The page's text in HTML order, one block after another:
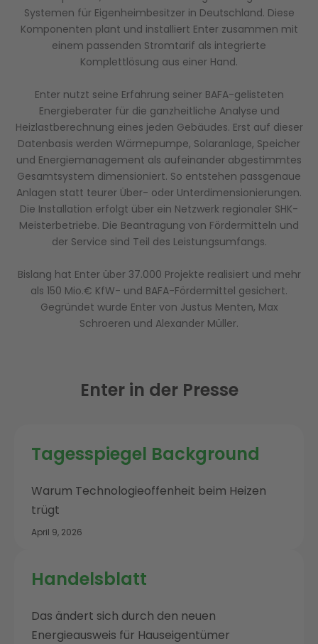
Systemen für Eigenheimbesitzer in Deutschland. Diese
Komponenten plant und installiert Enter zusammen mit
einem passenden Stromtarif als integrierte
Komplettlösung aus einer Hand.
Enter nutzt seine Erfahrung seiner BAFA-gelisteten
Energieberater für die ganzheitliche Analyse und
Heizlastberechnung eines jeden Gebäudes. Erst auf dieser
Datenbasis werden Wärmepumpe, Solaranlage, Speicher
und Energiemanagement als aufeinander abgestimmtes
Gesamtsystem dimensioniert. So entstehen passgenaue
Anlagen statt teurer Über- oder Unterdimensionierungen.
Die Installation erfolgt über ein Netzwerk regionaler SHK-
Meisterbetriebe. Die Beantragung von Fördermitteln und
der Service sind Teil des Leistungsumfangs.
Bislang hat Enter über 37.000 Projekte realisiert und mehr
als 150 Mio.€ KfW- und BAFA-Fördermittel gesichert.
Gegründet wurde Enter von Justus Menten, Max
Schroeren und Alexander Müller.
Enter in der Presse
Tagesspiegel Background
Warum Technologieoffenheit beim Heizen
trügt
April 9, 2026
Handelsblatt
Das ändert sich durch den neuen
Energieausweis für Hauseigentümer